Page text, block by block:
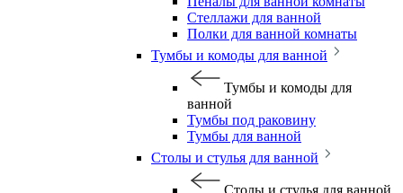
Стеллажи для ванной
Полки для ванной комнаты
Тумбы и комоды для ванной
Тумбы и комоды для
ванной
Тумбы под раковину
Тумбы для ванной
Столы и стулья для ванной
Столы и стулья для ванной